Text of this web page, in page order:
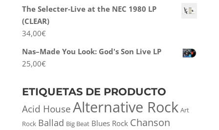
The Selecter-Live at the NEC 1980 LP
(CLEAR)
34,00€
Nas–Made You Look: God's Son Live LP
25,00€
ETIQUETAS DE PRODUCTO
Acid HouseAlternative Rock Art
Rock Ballad Big Beat Blues Rock Chanson